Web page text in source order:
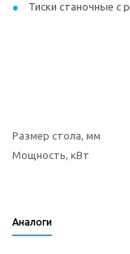
Тиски станочные с
Размер стола, мм
Мощность, кВт
Аналоги